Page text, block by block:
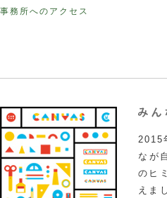
事務所へのアクセス
2015
なが
のヒ
えま